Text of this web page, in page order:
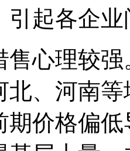
引起各企业
售心理较
北、河南
期价格偏